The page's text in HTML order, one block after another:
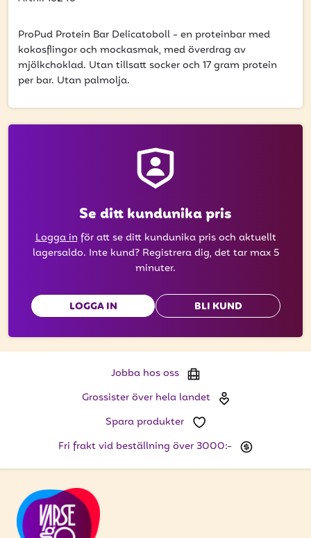
nyheter och erbjudanden.
E-postadress
ProPud Protein Bar Delicatoboll - en proteinbar med
kokosflingor och mockasmak, med överdrag av
mjölkchoklad. Utan tillsatt socker och 17 gram protein
per bar. Utan palmolja.
Se ditt kundunika pris
Logga inför att se ditt kundunika pris och aktuellt
lagersaldo. Inte kund? Registrera dig, det tar max 5
minuter.
LOGGA IN BLI KUND
Jobba hos oss
Grossister över hela landet
Spara produkter
Fri frakt vid beställning över 3000:-